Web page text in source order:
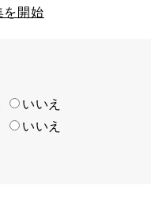
を開始
いいえ
いいえ